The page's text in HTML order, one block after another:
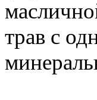
трав с